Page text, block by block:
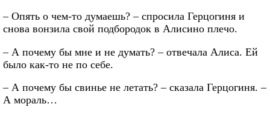
– Опять о чем-то думаешь? – спросила Герцогиня и
снова вонзила свой подбородок в Алисино плечо.
– А почему бы мне и не думать? – отвечала Алиса. Ей
было как-то не по себе.
– А почему бы свинье не летать? – сказала Герцогиня. –
А мораль…